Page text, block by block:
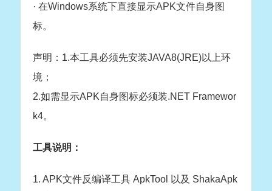
· 在Windows系统下直接显示APK文件自身图
标。
声明：1.本工具必须先安装JAVA8(JRE)以上环
境；
2.如需显示APK自身图标必须装.NET Framewor
k4。
工具说明：
1. APK文件反编译工具 ApkTool 以及 ShakaApk